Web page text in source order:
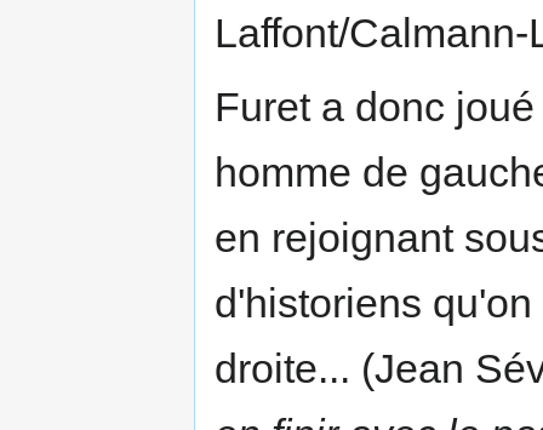
Laffont/Calmann-
Furet a donc
homme de
en rejoignant
d'historiens
droite... (Jean